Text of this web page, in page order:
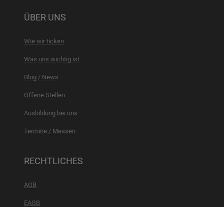
ÜBER UNS
Wie wir ticken
Was uns wichtig ist
Blog / News
Offene Stellen
Ausbildung bei uns
Termine / Messen
RECHTLICHES
AGB
EAGB